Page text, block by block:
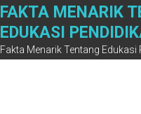
Skip
content
FAKTA MENARIK
EDUKASI
Fakta Menarik Tentang Edukasi